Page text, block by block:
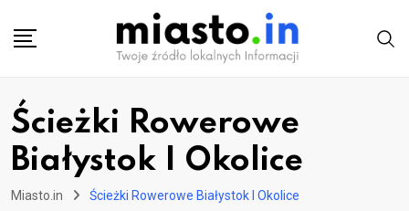
Ścieżki Rowerowe
Białystok I Okolice
Miasto.in Ścieżki Rowerowe Białystok I Okolice